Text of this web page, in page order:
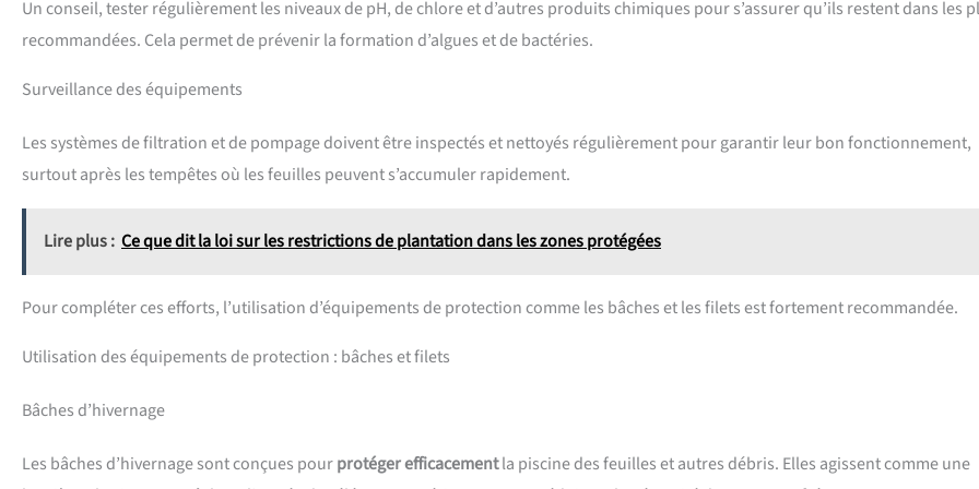
Un conseil, tester régulièrement les niveaux de pH, de chlore et d’autres produits chimiques pour s’assurer qu’ils restent dans les
recommandées. Cela permet de prévenir la formation d’algues et de bactéries.
Surveillance des équipements
Les systèmes de filtration et de pompage doivent être inspectés et nettoyés régulièrement pour garantir leur bon fonctionnement,
surtout après les tempêtes où les feuilles peuvent s’accumuler rapidement.
Lire plus : Ce que dit la loi sur les restrictions de plantation dans les zones protégées
Pour compléter ces efforts, l’utilisation d’équipements de protection comme les bâches et les filets est fortement recommandée.
Utilisation des équipements de protection : bâches et filets
Bâches d’hivernage
Les bâches d’hivernage sont conçues pourprotéger efficacementla piscine des feuilles et autres débris. Elles agissent comme une